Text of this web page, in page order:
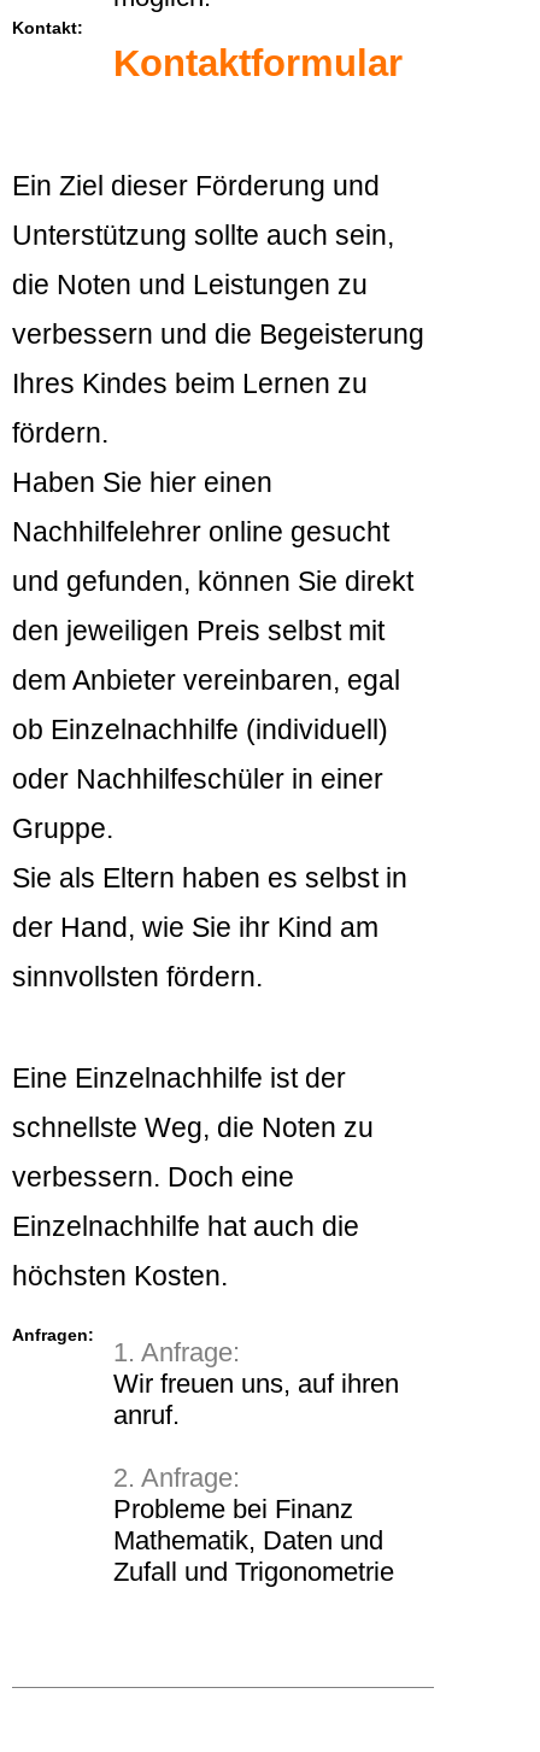
Kontakt:
Kontaktformular
Ein Ziel dieser Förderung und
Unterstützung sollte auch sein,
die Noten und Leistungen zu
verbessern und die Begeisterung
Ihres Kindes beim Lernen zu
fördern.
Haben Sie hier einen
Nachhilfelehrer online gesucht
und gefunden, können Sie direkt
den jeweiligen Preis selbst mit
dem Anbieter vereinbaren, egal
ob Einzelnachhilfe (individuell)
oder Nachhilfeschüler in einer
Gruppe.
Sie als Eltern haben es selbst in
der Hand, wie Sie ihr Kind am
sinnvollsten fördern.
Eine Einzelnachhilfe ist der
schnellste Weg, die Noten zu
verbessern. Doch eine
Einzelnachhilfe hat auch die
höchsten Kosten.
Anfragen:
1. Anfrage:
Wir freuen uns, auf ihren
anruf.
2. Anfrage:
Probleme bei Finanz
Mathematik, Daten und
Zufall und Trigonometrie